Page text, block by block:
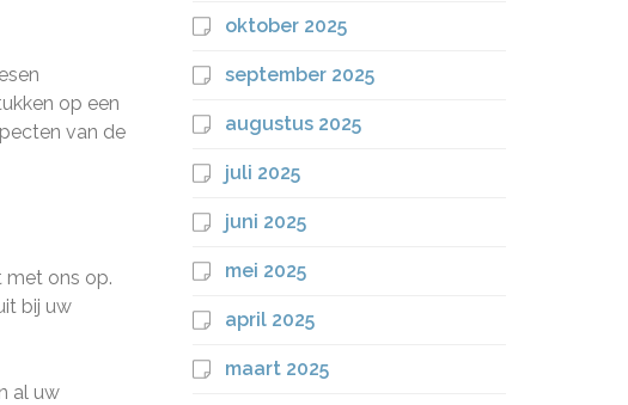
op een
van de
met ons op.
bij uw
al uw
oktober 2025
september 2025
augustus 2025
juli 2025
juni 2025
mei 2025
april 2025
maart 2025